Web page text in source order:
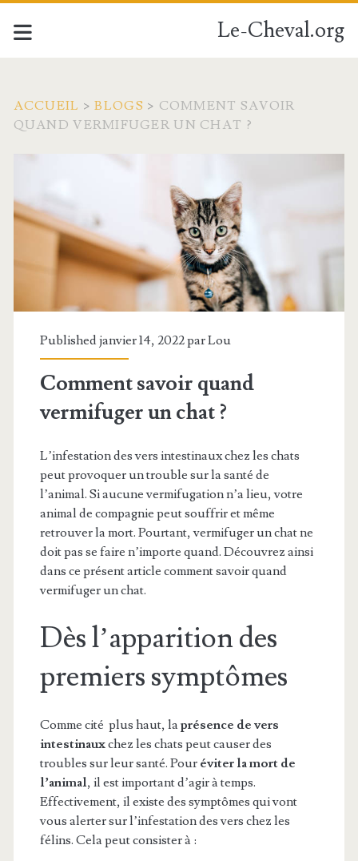
Le-Cheval.org
ACCUEIL >BLOGS > COMMENT SAVOIR
QUAND VERMIFUGER UN CHAT ?
Published janvier 14, 2022 parLou
Comment savoir quand
vermifuger un chat ?
L’infestation des vers intestinaux chez les chats
peut provoquer un trouble sur la santé de
l’animal. Si aucune vermifugation n’a lieu, votre
animal de compagnie peut souffrir et même
retrouver la mort. Pourtant, vermifuger un chat ne
doit pas se faire n’importe quand. Découvrez ainsi
dans ce présent article comment savoir quand
vermifuger un chat.
Dès l’apparition des
premiers symptômes
Comme cité plus haut, laprésence de vers
intestinauxchez les chats peut causer des
troubles sur leur santé. Pour éviter la mort de
l’animal, il est important d’agir à temps.
Effectivement, il existe des symptômes qui vont
vous alerter sur l’infestation des vers chez les
félins. Cela peut consister à :